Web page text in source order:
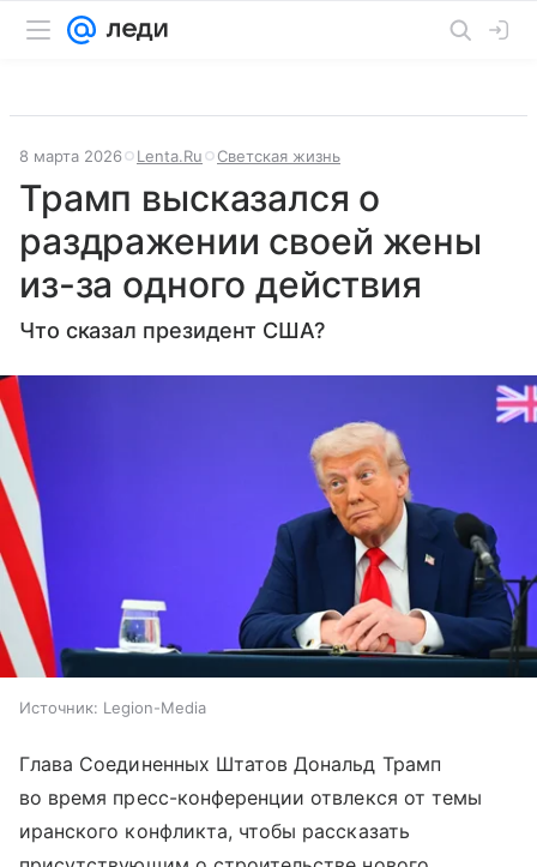
8 марта 2026 Lenta.Ru Светская жизнь
Трамп высказался о
раздражении своей жены
из-за одного действия
Что сказал президент США?
Источник: Legion-Media
Глава Соединенных Штатов Дональд Трамп
во время пресс-конференции отвлекся от темы
иранского конфликта, чтобы рассказать